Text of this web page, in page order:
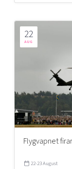
22
AUG
Flygvapnet
22-23 August